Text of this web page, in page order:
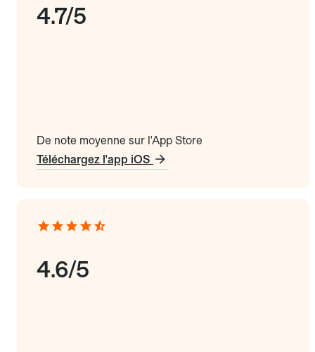
4.7/5
De note moyenne sur l'App Store
Téléchargez l'app iOS
4.6/5